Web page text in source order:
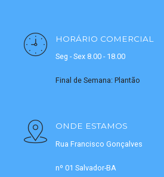
HORÁRIO COMERCIAL
Seg - Sex 8.00 - 18.00
Final de Semana: Plantão
ONDE ESTAMOS
Rua Francisco Gonçalves
nº 01 Salvador-BA